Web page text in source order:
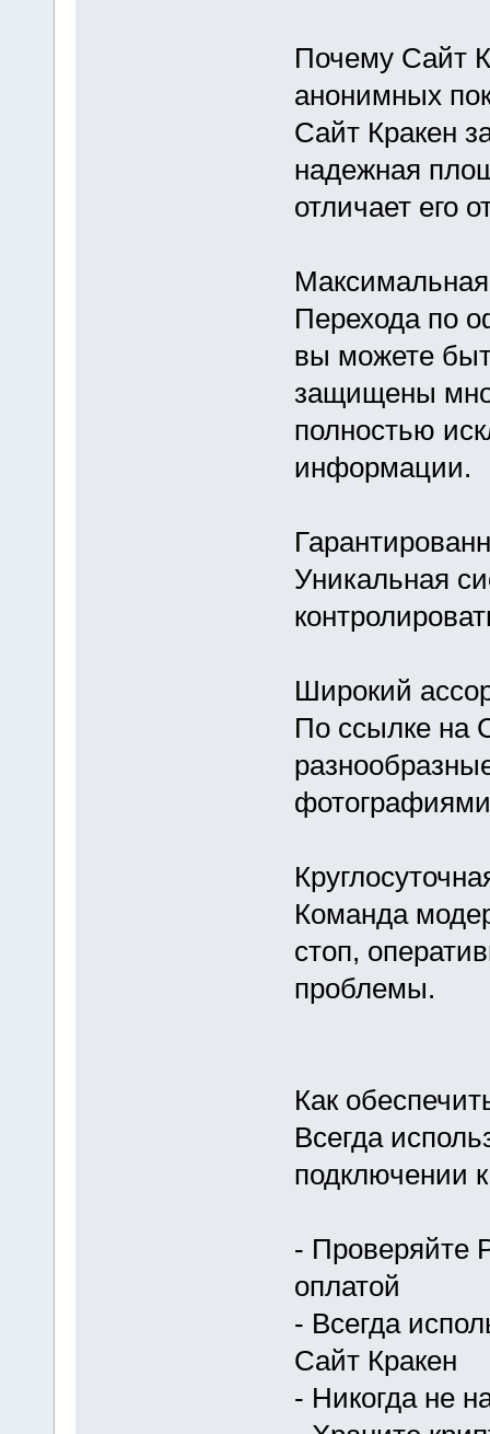
Почему Сайт
анонимных
Сайт Кракен
надежная
отличает его
Перехода по
вы можете
защищены
полностью
информации.
Уникальная
Широкий
По ссылке на
Команда
стоп,
проблемы.
Как
Всегда
подключении
- Проверяйте
оплатой
- Всегда
Сайт Кракен
- Никогда не